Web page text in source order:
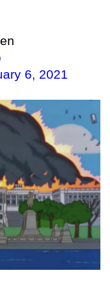
6, 2021